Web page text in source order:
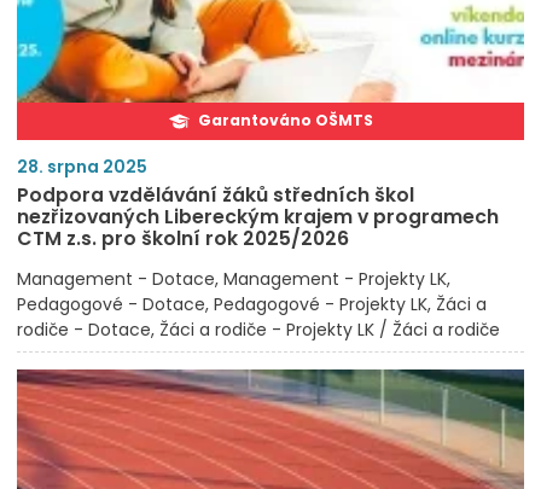
Garantováno OŠMTS
28. srpna 2025
Podpora vzdělávání žáků středních škol
nezřizovaných Libereckým krajem v programech
CTM z.s. pro školní rok 2025/2026
Management - Dotace Management - Projekty LK
Pedagogové - Dotace Pedagogové - Projekty LK Žáci a
rodiče - Dotace Žáci a rodiče - Projekty LK / Žáci a rodiče